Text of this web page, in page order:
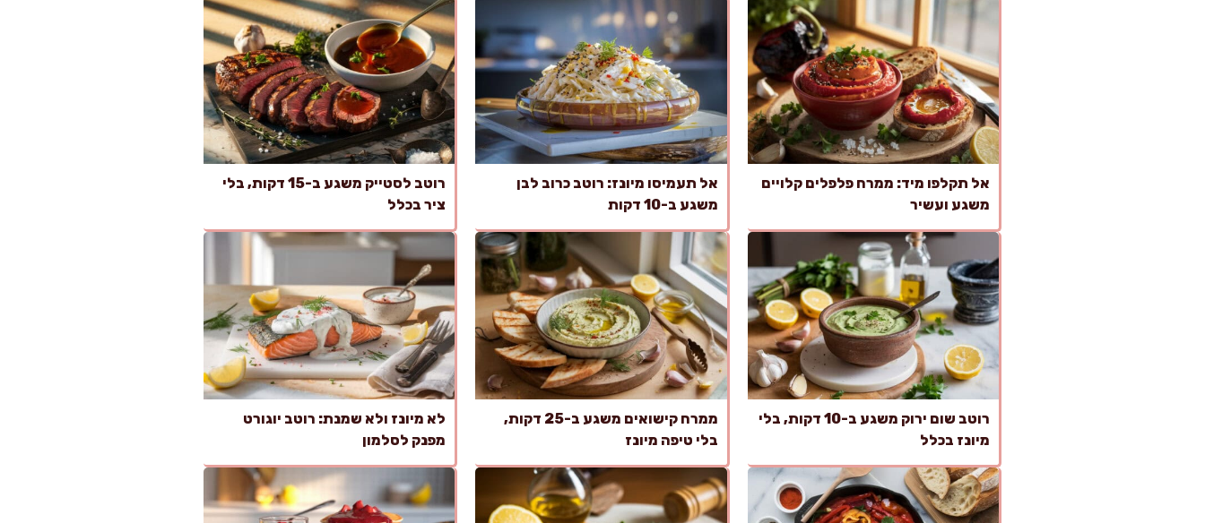
אל תקלפו מיד: ממרח פלפלים קלויים
משגע ועשיר
אל תעמיסו מיונז: רוטב כרוב לבן
משגע ב-10 דקות
רוטב לסטייק משגע ב-15 דקות, בלי
ציר בכלל
רוטב שום ירוק משגע ב-10 דקות, בלי
מיונז בכלל
ממרח קישואים משגע ב-25 דקות,
בלי טיפה מיונז
לא מיונז ולא שמנת: רוטב יוגורט
מפנק לסלמון